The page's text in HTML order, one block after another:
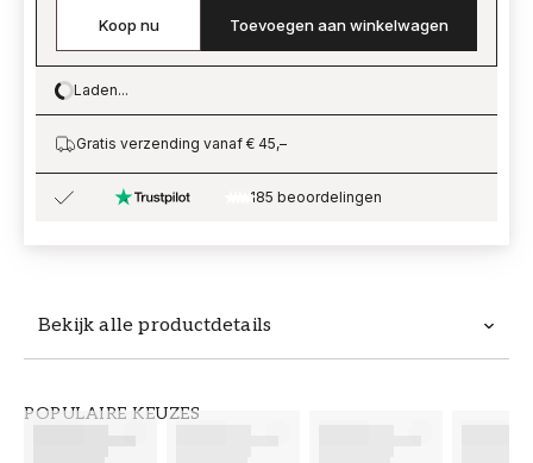
Bekijk alle productdetails
POPULAIRE KEUZES
Koop nu Toevoegen aan winkelwagen
Loading…
Laden...
Gratis verzending vanaf € 45,–
185 beoordelingen